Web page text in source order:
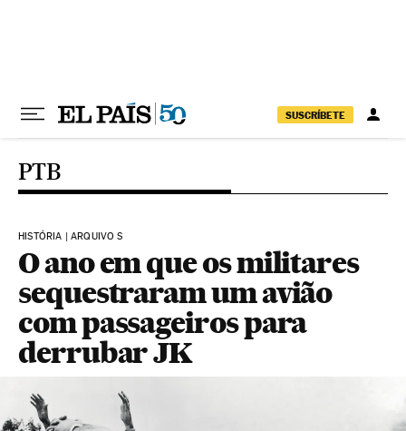
SUSCRÍBETE
PTB
HISTÓRIA | ARQUIVO S
O ano em que os militares
sequestraram um avião
com passageiros para
derrubar JK